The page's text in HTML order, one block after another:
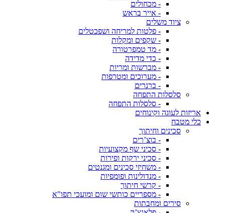
- מכחולים
- אייר בראש
ציוד משלים
- פלטות למריחה ושפכטלים
- שקפים ומקלות
- מד טמפרטורה
- כדי מדידה
- מברשות ומריות
- מערוכים ומטרפות
- ברנרים
סלסלות התפחה
- סלסלות התפחה
אריזות לעוגה וקינוחים
כלי מטבח
סכינים וחיתוך
- בוצ’רים
- סכיני שף מקצועיות
- סכיני ירקות ופירות
- משחיזי סכינים ומגנטים
- מנדולינות ופומפיות
- קרשי חיתוך
- מספריים כותשי שום ומועכי תפו"א
סירים ומחבתות